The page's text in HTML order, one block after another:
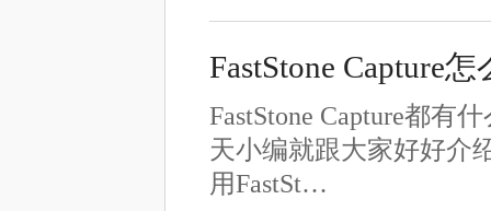
FastStone Capture
FastStone Capture都有
天小编就跟大家好好介
用FastSt…